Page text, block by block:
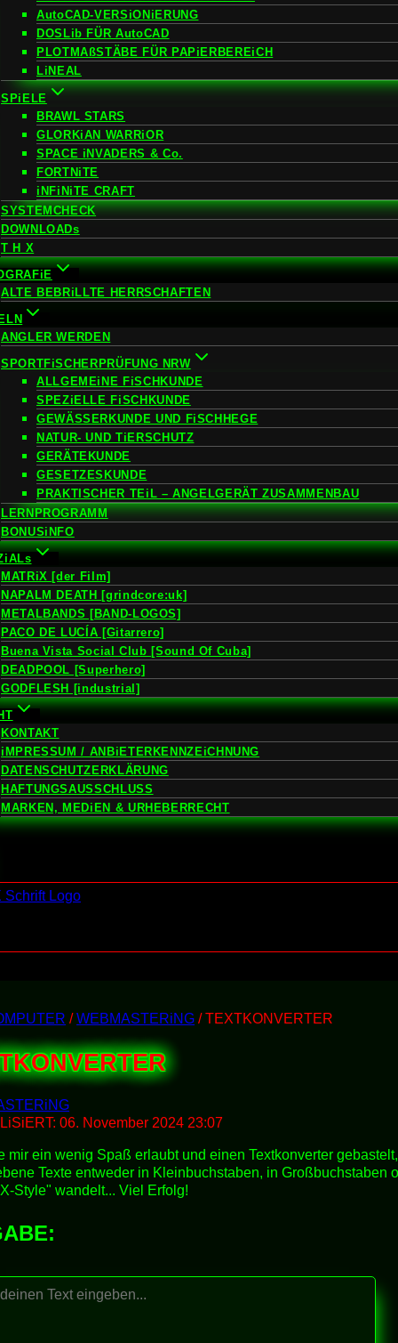
AutoCAD-VERSiONiERUNG
DOSLib FÜR AutoCAD
PLOTMAßSTÄBE FÜR PAPiERBEREiCH
LiNEAL
SPiELE
BRAWL STARS
GLORKiAN WARRiOR
SPACE iNVADERS & Co.
FORTNiTE
iNFiNiTE CRAFT
SYSTEMCHECK
DOWNLOADs
T H X
ALTE BEBRiLLTE HERRSCHAFTEN
ANGLER WERDEN
SPORTFiSCHERPRÜFUNG NRW
ALLGEMEiNE FiSCHKUNDE
SPEZiELLE FiSCHKUNDE
GEWÄSSERKUNDE UND FiSCHHEGE
NATUR- UND TiERSCHUTZ
GERÄTEKUNDE
GESETZESKUNDE
PRAKTISCHER TEiL – ANGELGERÄT ZUSAMMENBAU
LERNPROGRAMM
BONUSiNFO
MATRiX [der Film]
NAPALM DEATH [grindcore:uk]
METALBANDS [BAND-LOGOS]
PACO DE LUCÍA [Gitarrero]
Buena Vista Social Club [Sound Of Cuba]
DEADPOOL [Superhero]
GODFLESH [industrial]
KONTAKT
iMPRESSUM / ANBiETERKENNZEiCHNUNG
DATENSCHUTZERKLÄRUNG
HAFTUNGSAUSSCHLUSS
MARKEN, MEDiEN & URHEBERRECHT
/ WEBMASTERiNG / TEXTKONVERTER
06. November 2024 23:07
mir ein wenig Spaß erlaubt und einen Textkonverter
Texte entweder in Kleinbuchstaben, in Großbuchstaben
Style" wandelt... Viel Erfolg!